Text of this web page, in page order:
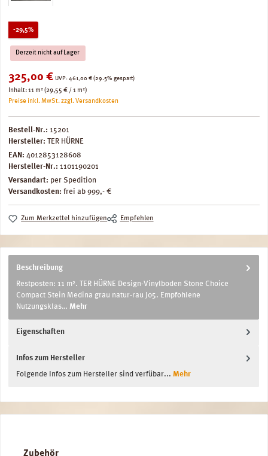
-29,5%Rabatt
Derzeit nicht auf Lager
Verkaufspreis:
325,00 € UVP: Regulärer Preis:
461,00 € (29.5% gespart)
Inhalt:11 m²(29,55 € / 1 m²)
Preise inkl. MwSt. zzgl. Versandkosten
Bestell-Nr.: 15201
Hersteller: TER HÜRNE
EAN: 4012853128608
Hersteller-Nr.: 1101190201
Versandart: per Spedition
Versandkosten: frei ab 999,- €
Zum Merkzettel hinzufügen Empfehlen
Beschreibung
Restposten: 11 m². TER HÜRNE Design-Vinylboden Stone Choice
Compact Stein Medina grau natur-rau J05. Empfohlene
Nutzungsklas… Mehr
Eigenschaften
Infos zum Hersteller
Folgende Infos zum Hersteller sind verfübar... Mehr
Produktgalerie überspringen
Zubehör